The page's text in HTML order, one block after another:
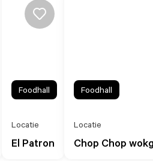
El Patron
Locatie
Foodhall
Chop Chop
Locatie
Foodhall